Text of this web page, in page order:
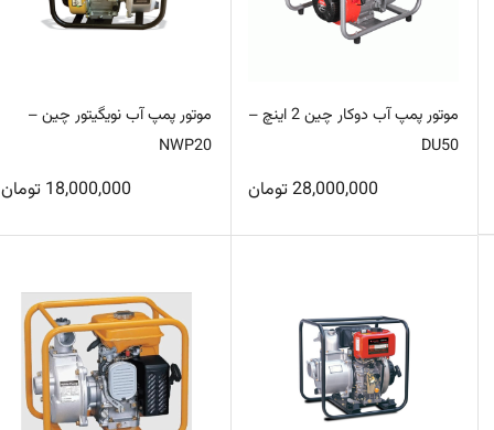
موتور پمپ آب دوکار چین 2 اینچ –
DU50
28,000,000تومان
موتور پمپ آب نویگیتور چین –
NWP20
18,000,000 تومان